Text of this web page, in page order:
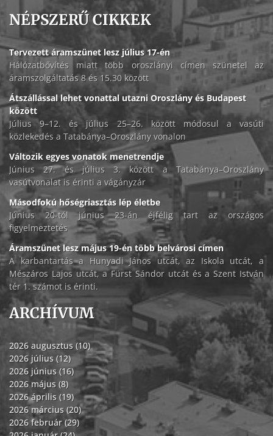
NÉPSZERŰ CIKKEK
Tervezett áramszünet lesz július 17-én
Hálózatbővítés miatt több oroszlányi címen szünetel az
áramszolgáltatás 8 és 15.30 között
Átszállással lehet vonattal utazni Oroszlány és Budapest
között
Július 9–12. és július 25–26. között módosul a vasúti
közlekedés a Tatabánya–Oroszlány vonalon
Változik egyes vonatok menetrendje
Június 27. és július 3. között a Tatabánya–Oroszlány
vasútvonalat is érinti a vágányzár
Másodfokú hőségriasztás lép életbe
Június 20-tól június 23-án éjfélig tart az országos
figyelmeztetés
Áramszünet lesz május 19-én több belvárosi címen
A karbantartás a Hunyadi János utcát, az Iskola utcát, a
Mészáros Lajos utcát, a Fürst Sándor utcát és a Szent István
tér 1. számot is érinti.
ARCHÍVUM
2026 augusztus (10)
2026 július (12)
2026 június (16)
2026 május (8)
2026 április (19)
2026 március (20)
2026 február (29)